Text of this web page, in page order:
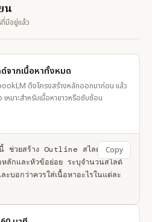
น
มีอยู่แล้ว
จากเนื้อหาทั้งหมด
ดึงโครงสร้างหลักออกมาก่อน แล้ว
หมาะสำหรับเนื้อหายาวหรือซับซ้อน
นี้ ช่วยสร้าง Outline สไลด์สำหรับ
ลักและหัวข้อย่อย ระบุจำนวนสไลด์
บอกว่าควรใส่เนื้อหาอะไรในแต่ละ
Copy